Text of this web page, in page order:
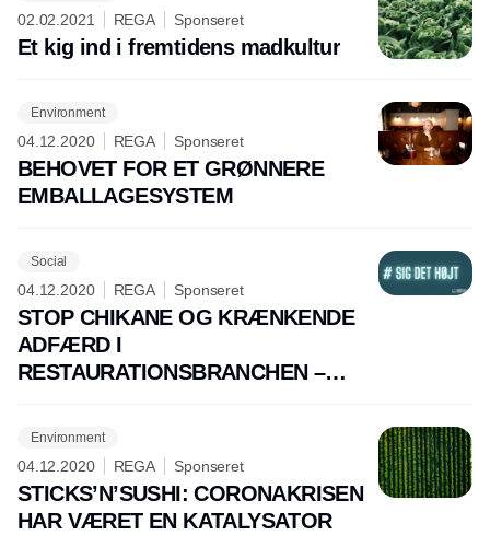
02.02.2021 REGA Sponseret
Et kig ind i fremtidens madkultur
Environment
04.12.2020 REGA Sponseret
BEHOVET FOR ET GRØNNERE
EMBALLAGESYSTEM
Social
04.12.2020 REGA Sponseret
STOP CHIKANE OG KRÆNKENDE
ADFÆRD I
RESTAURATIONSBRANCHEN –
Environment
04.12.2020 REGA Sponseret
STICKS’N’SUSHI: CORONAKRISEN
HAR VÆRET EN KATALYSATOR